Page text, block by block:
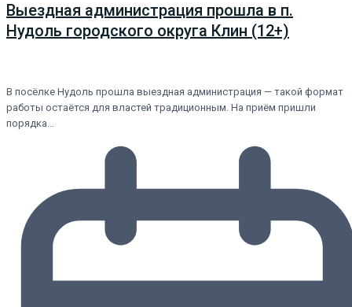
Выездная администрация прошла в п.
Нудоль городского округа Клин (12+)
В посёлке Нудоль прошла выездная администрация — такой формат
работы остаётся для властей традиционным. На приём пришли
порядка…